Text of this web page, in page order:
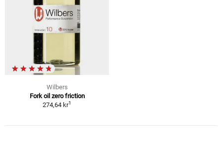
Wilbers
Fork oil zero friction
274,64 kr1